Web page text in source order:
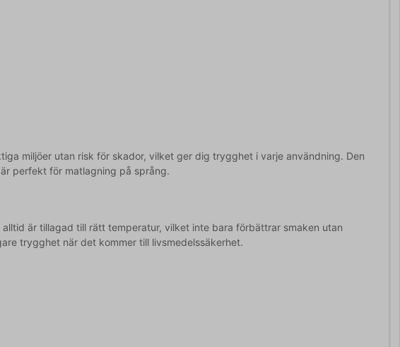
miljöer utan risk för skador, vilket ger dig trygghet i varje användning. Den
perfekt för matlagning på språng.
är tillagad till rätt temperatur, vilket inte bara förbättrar smaken utan
trygghet när det kommer till livsmedelssäkerhet.